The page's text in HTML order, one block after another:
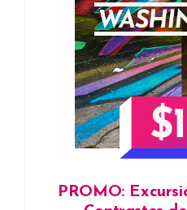
PROMO: